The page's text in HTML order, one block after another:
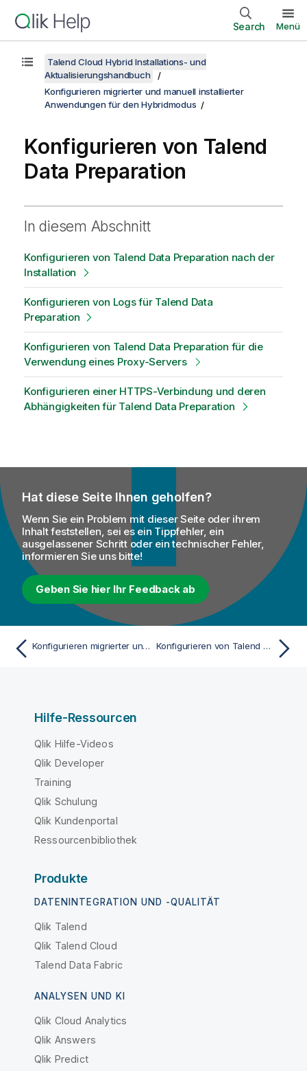
Search Menü
Talend Cloud Hybrid Installations- und
Aktualisierungshandbuch
Konfigurieren migrierter und manuell installierter
Anwendungen für den Hybridmodus
Konfigurieren von Talend
Data Preparation
In diesem Abschnitt
Konfigurieren von Talend Data Preparation nach der
Installation
Konfigurieren von Logs für Talend Data
Preparation
Konfigurieren von Talend Data Preparation für die
Verwendung eines Proxy-Servers
Konfigurieren einer HTTPS-Verbindung und deren
Abhängigkeiten für Talend Data Preparation
Hat diese Seite Ihnen geholfen?
Wenn Sie ein Problem mit dieser Seite oder ihrem
Inhalt feststellen, sei es ein Tippfehler, ein
ausgelassener Schritt oder ein technischer Fehler,
informieren Sie uns bitte!
Geben Sie hier Ihr Feedback ab
Konfigurieren migrierter und manuell installierter Anwendungen für den Hybridmodus Konfigurieren von Talend Data Preparation nach der Installation
Hilfe-Ressourcen
Qlik Hilfe-Videos
Qlik Developer
Training
Qlik Schulung
Qlik Kundenportal
Ressourcenbibliothek
Produkte
DATENINTEGRATION UND -QUALITÄT
Qlik Talend
Qlik Talend Cloud
Talend Data Fabric
ANALYSEN UND KI
Qlik Cloud Analytics
Qlik Answers
Qlik Predict